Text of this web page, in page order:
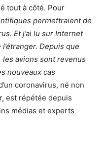
tout à côté. Pour
permettraient de
Et j’ai lu sur Internet
Depuis que
les avions sont revenus
nouveaux cas
coronavirus, né non
est répétée depuis
médias et experts